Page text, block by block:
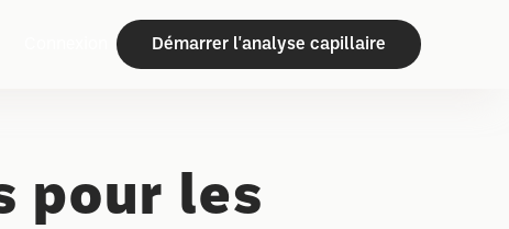
Démarrer l'analyse capillaire
pour les